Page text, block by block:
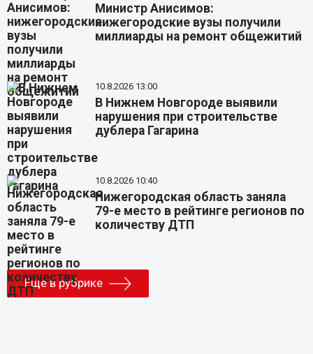
Министр Анисимов:
нижегородские вузы получили
миллиарды на ремонт общежитий
10.8.2026 13:00
В Нижнем Новгороде выявили
нарушения при строительстве
дублера Гагарина
10.8.2026 10:40
Нижегородская область заняла
79-е место в рейтинге регионов по
количеству ДТП
Еще в рубрике